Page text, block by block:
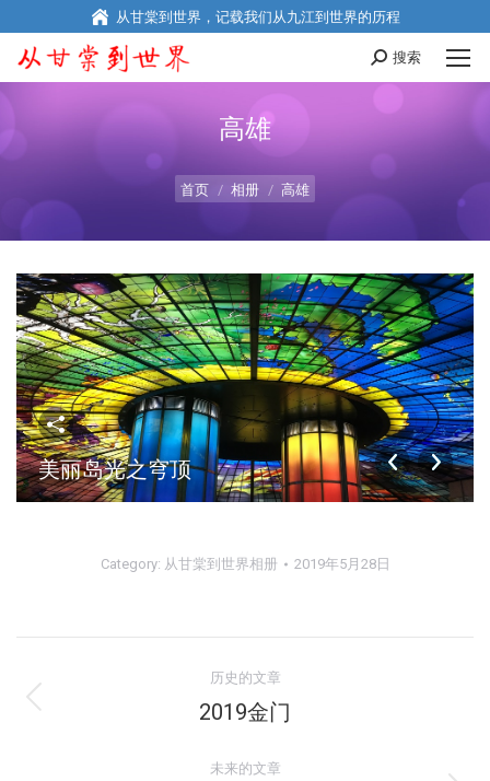
从甘棠到世界，记载我们从九江到世界的历程
Search:
搜索
高雄
首页 相册 高雄
美丽岛光之穹顶
Category: 从甘棠到世界相册 2019年5月28日
册
历史的文章
上
个
2019金门
未来的文章